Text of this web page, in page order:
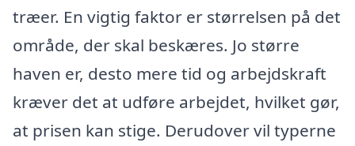
træer. En vigtig faktor er størrelsen på det
område, der skal beskæres. Jo større
haven er, desto mere tid og arbejdskraft
kræver det at udføre arbejdet, hvilket gør,
at prisen kan stige. Derudover vil typerne